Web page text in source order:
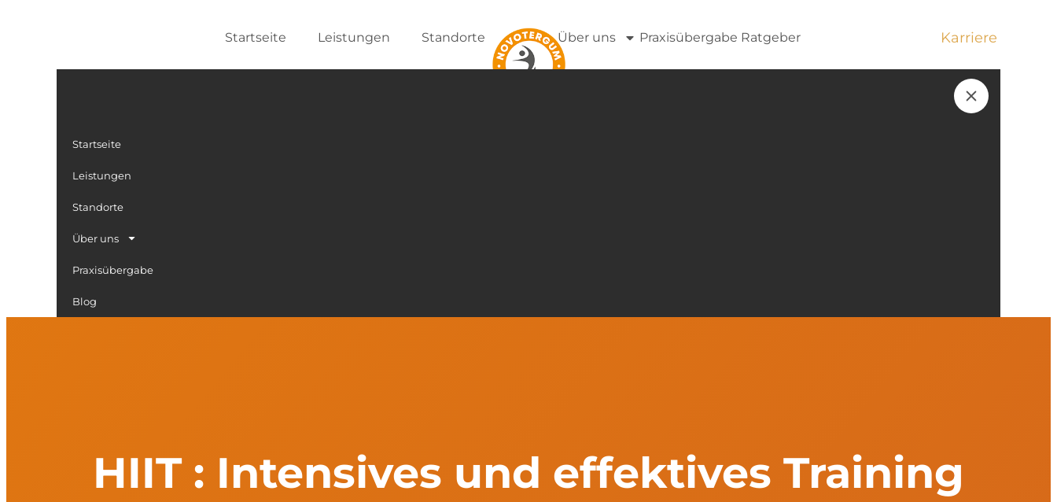
Startseite Leistungen Standorte Über uns Praxisübergabe Ratgeber Karriere
Startseite
Leistungen
Standorte
Über uns
Praxisübergabe
Blog
HIIT : Intensives und effektives Training